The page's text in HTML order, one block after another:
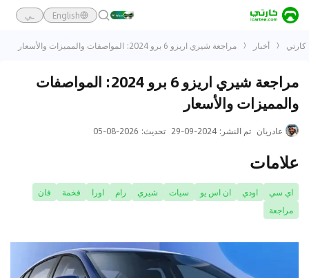
English ـي
كارتي أخبار مراجعة شيري اريزو 6 برو 2024: المواصفات والمميزات والأسعار
مراجعة شيري اريزو 6 برو 2024: المواصفات
والمميزات والأسعار
عادريان تم النشر :
2024-09-29 تحديث:
2026-08-05
علامات
اي سي اودي ان اس يو سيات شيري رام اورا فخمة
فان
مراجعة